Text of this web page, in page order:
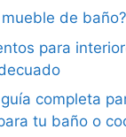
de baño?
para
completa
tu baño o